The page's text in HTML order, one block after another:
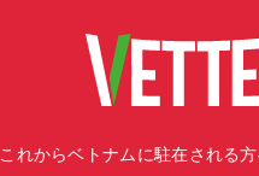
これからベトナムに駐在される